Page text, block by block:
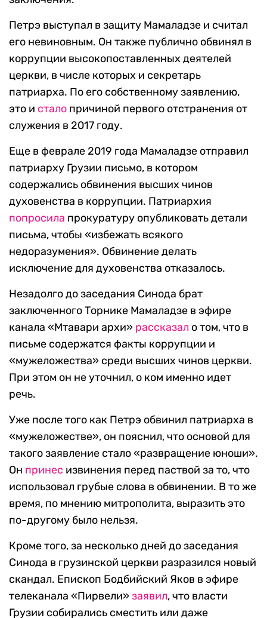
Петрэ выступал в защиту Мамаладзе и считал
его невиновным. Он также публично обвинял в
коррупции высокопоставленных деятелей
церкви, в числе которых и секретарь
патриарха. По его собственному заявлению,
это и стало причиной первого отстранения от
служения в 2017 году.
Еще в феврале 2019 года Мамаладзе отправил
патриарху Грузии письмо, в котором
содержались обвинения высших чинов
духовенства в коррупции. Патриархия
попросила прокуратуру опубликовать детали
письма, чтобы «избежать всякого
недоразумения». Обвинение делать
исключение для духовенства отказалось.
Незадолго до заседания Синода брат
заключенного Торнике Мамаладзе в эфире
канала «Мтавари архи» рассказал о том, что в
письме содержатся факты коррупции и
«мужеложества» среди высших чинов церкви.
При этом он не уточнил, о ком именно идет
речь.
Уже после того как Петрэ обвинил патриарха в
«мужеложестве», он пояснил, что основой для
такого заявление стало «развращение юноши».
Он принес извинения перед паствой за то, что
использовал грубые слова в обвинении. В то же
время, по мнению митрополита, выразить это
по-другому было нельзя.
Кроме того, за несколько дней до заседания
Синода в грузинской церкви разразился новый
скандал. Епископ Бодбийский Яков в эфире
телеканала «Пирвели»заявил, что власти
Грузии собирались сместить или даже